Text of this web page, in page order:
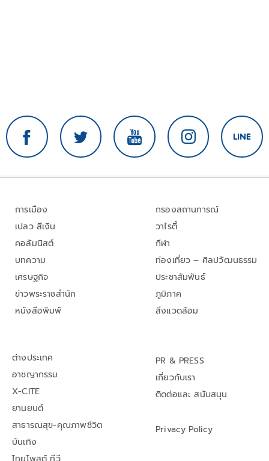
การเมือง
เปลว สีเงิน
คอลัมนิสต์
บทความ
เศรษฐกิจ
ข่าวพระราชสำนัก
หนังสือพิมพ์
กรองสถานการณ์
วาไรตี้
กีฬา
ท่องเที่ยว – ศิลปวัฒนธรรม
ประชาสัมพันธ์
ภูมิภาค
สิ่งแวดล้อม
ต่างประเทศ
อาชญากรรม
X-CITE
ยานยนต์
สาธารณสุข-คุณภาพชีวิต
บันเทิง
PR & PRESS
เกี่ยวกับเรา
ติดต่อและ สนับสนุน
Privacy Policy